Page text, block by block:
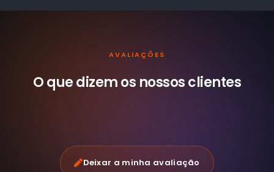
AVALIAÇÕES
O que dizem os nossosclientes
Deixar a minha avaliação